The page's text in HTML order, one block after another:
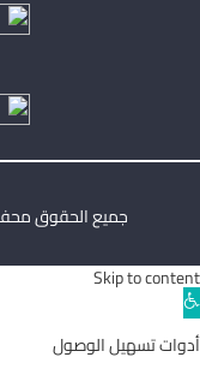
جميع الحقوق
Skip to content
Open
toolbar
أدوات تسهيل الوصول